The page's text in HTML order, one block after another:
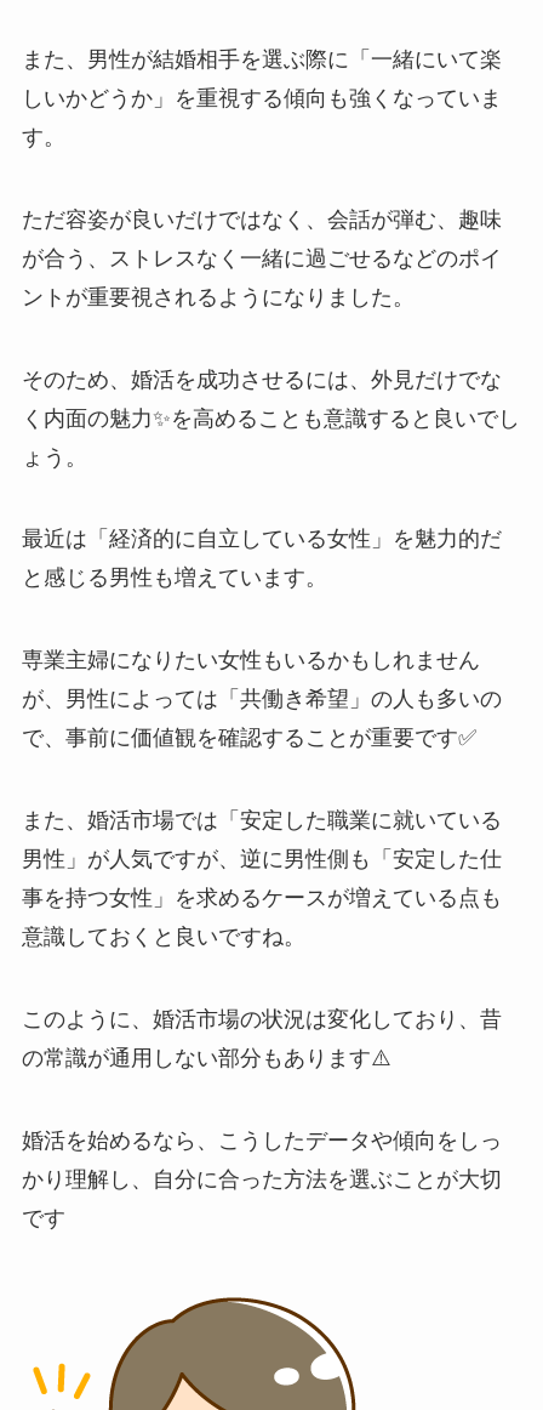
また、男性が結婚相手を選ぶ際に「一緒にいて楽
しいかどうか」を重視する傾向も強くなっていま
す。
ただ容姿が良いだけではなく、会話が弾む、趣味
が合う、ストレスなく一緒に過ごせるなどのポイ
ントが重要視されるようになりました。
そのため、婚活を成功させるには、外見だけでな
く内面の魅力✨を高めることも意識すると良いでし
ょう。
最近は「経済的に自立している女性」を魅力的だ
と感じる男性も増えています。
専業主婦になりたい女性もいるかもしれません
が、男性によっては「共働き希望」の人も多いの
で、事前に価値観を確認することが重要です✅
また、婚活市場では「安定した職業に就いている
男性」が人気ですが、逆に男性側も「安定した仕
事を持つ女性」を求めるケースが増えている点も
意識しておくと良いですね。
このように、婚活市場の状況は変化しており、昔
の常識が通用しない部分もあります⚠️
婚活を始めるなら、こうしたデータや傾向をしっ
かり理解し、自分に合った方法を選ぶことが大切
です